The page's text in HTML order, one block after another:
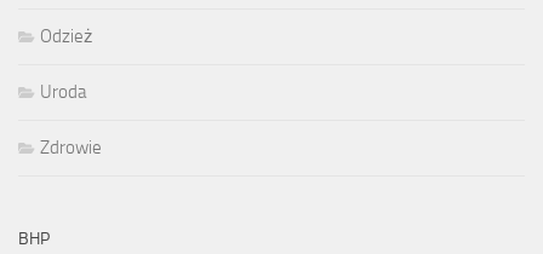
Odzież
Uroda
Zdrowie
BHP